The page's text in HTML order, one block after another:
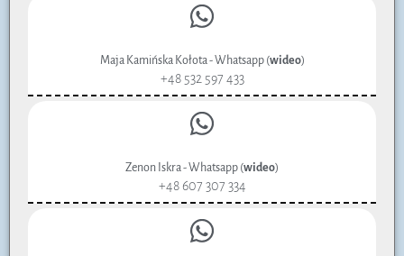
Maja Kamińska Kołota - Whatsapp (wideo)
+48 532 597 433
Zenon Iskra - Whatsapp (wideo)
+48 607 307 334